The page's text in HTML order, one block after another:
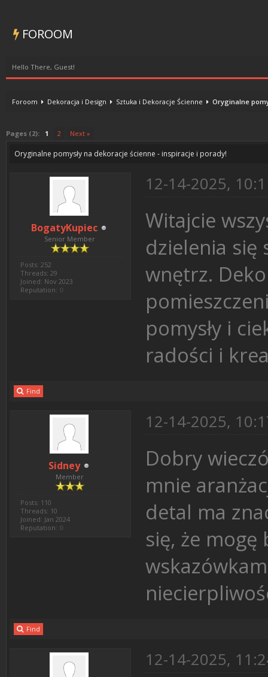
FOROOM
Hello There, Guest!
Foroom Dekoracja i Design Sztuka i Dekoracje Ścienne Oryginalne
Pages (2): 1 2 Next »
0 Vote(s) - 0 Average
12345
Oryginalne pomysły na dekoracje ścienne - inspiracje i porady!
BogatyKupiec
Senior Member
Posts: 252
Threads: 29
Joined: Nov 2023
Reputation: 0
12-14-2025,
Witajcie
dzielenia się
wnętrz.
pomysły i
radości i
Find
Sidney
Member
Posts: 110
Threads: 10
Joined: Jan 2024
Reputation: 0
12-14-2025,
Dobry
mnie
detal ma
się, że mogę
Find
12-14-2025,